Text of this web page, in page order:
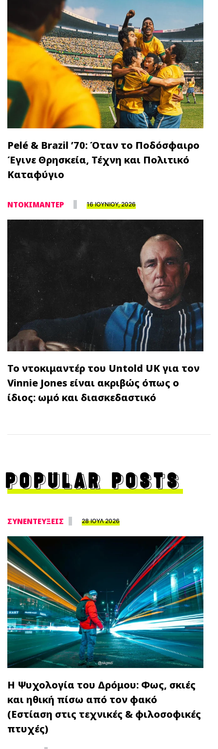
Pelé & Brazil ’70: Όταν το Ποδόσφαιρο
Έγινε Θρησκεία, Τέχνη και Πολιτικό
Καταφύγιο
ΝΤΟΚΙΜΑΝΤΕΡ 16 ΙΟΥΝΙΟΥ, 2026
Το ντοκιμαντέρ του Untold UK για τον
Vinnie Jones είναι ακριβώς όπως ο
ίδιος: ωμό και διασκεδαστικό
POPULAR POSTS
ΣΥΝΕΝΤΕΥΞΕΙΣ 28 ΙΟΥΛ 2026
Η Ψυχολογία του Δρόμου: Φως, σκιές
και ηθική πίσω από τον φακό
(Εστίαση στις τεχνικές & φιλοσοφικές
πτυχές)